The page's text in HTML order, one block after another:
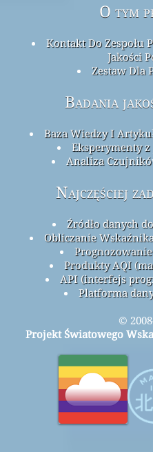
O tym
Kontakt Do Zespołu
Jakości
Zestaw Dla
Badania
Baza Wiedzy I
Eksperymenty
Analiza
Najczęściej
Źródło danych
Obliczanie
Produkty AQI
API (interfejs
Platforma
©
Projekt Światowego